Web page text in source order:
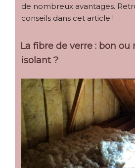
de nombreux avantages.
conseils dans cet article !
La fibre de verre : bon ou
isolant ?